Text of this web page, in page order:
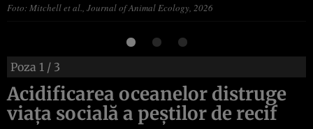
Foto: Mitchell et al., Journal of Animal Ecology, 2026
Poza 1 / 3
Acidificarea oceanelor distruge
viața socială a peștilor de recif